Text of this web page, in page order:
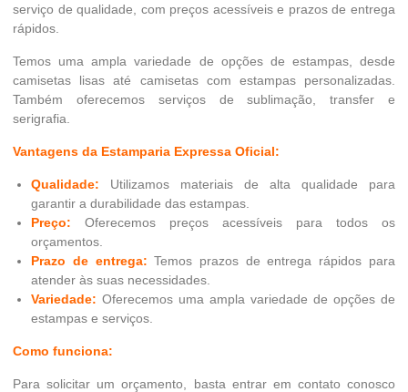
serviço de qualidade, com preços acessíveis e prazos de entrega
rápidos.
Temos uma ampla variedade de opções de estampas, desde
camisetas lisas até camisetas com estampas personalizadas.
Também oferecemos serviços de sublimação, transfer e
serigrafia.
Vantagens da Estamparia Expressa Oficial:
Qualidade: Utilizamos materiais de alta qualidade para
garantir a durabilidade das estampas.
Preço: Oferecemos preços acessíveis para todos os
orçamentos.
Prazo de entrega: Temos prazos de entrega rápidos para
atender às suas necessidades.
Variedade: Oferecemos uma ampla variedade de opções de
estampas e serviços.
Como funciona:
Para solicitar um orçamento, basta entrar em contato conosco